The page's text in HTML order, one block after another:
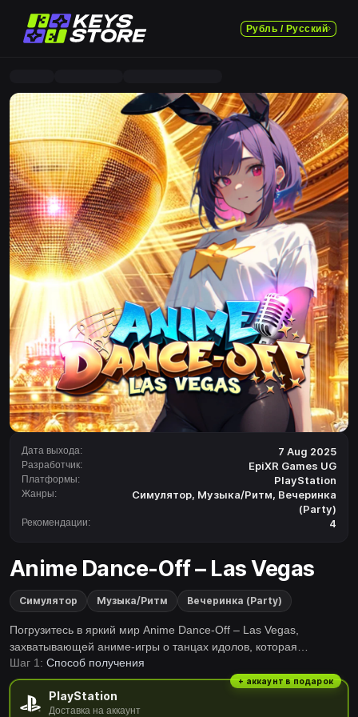
Рубль / Русский
Дата выхода: 7 Aug 2025
Разработчик: EpiXR Games UG
Платформы: PlayStation
Жанры: Симулятор, Музыка/Ритм, Вечеринка
(Party)
Рекомендации: 4
Anime Dance-Off – Las Vegas
Симулятор Музыка/Ритм Вечеринка (Party)
Погрузитесь в яркий мир Anime Dance-Off – Las Vegas,
захватывающей аниме-игры о танцах идолов, которая
приглашает вас присоединиться к путешествию девяти
уникальных кумиров, каждый со своими мечтами, нарядами,
любимыми местами и любимыми песнями.В этом
захватывающем приключении у вас будет возможность
Шаг 1: Способ получения
PlayStation
Доставка на аккаунт
+ аккаунт в подарок